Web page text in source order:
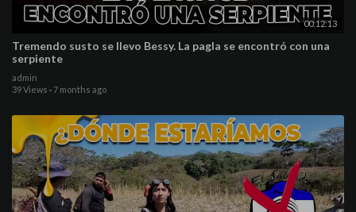
00:12:13
Tremendo susto se llevo Bessy. La pagla se encontró con una
serpiente
admin
39 Views ·7 months ago